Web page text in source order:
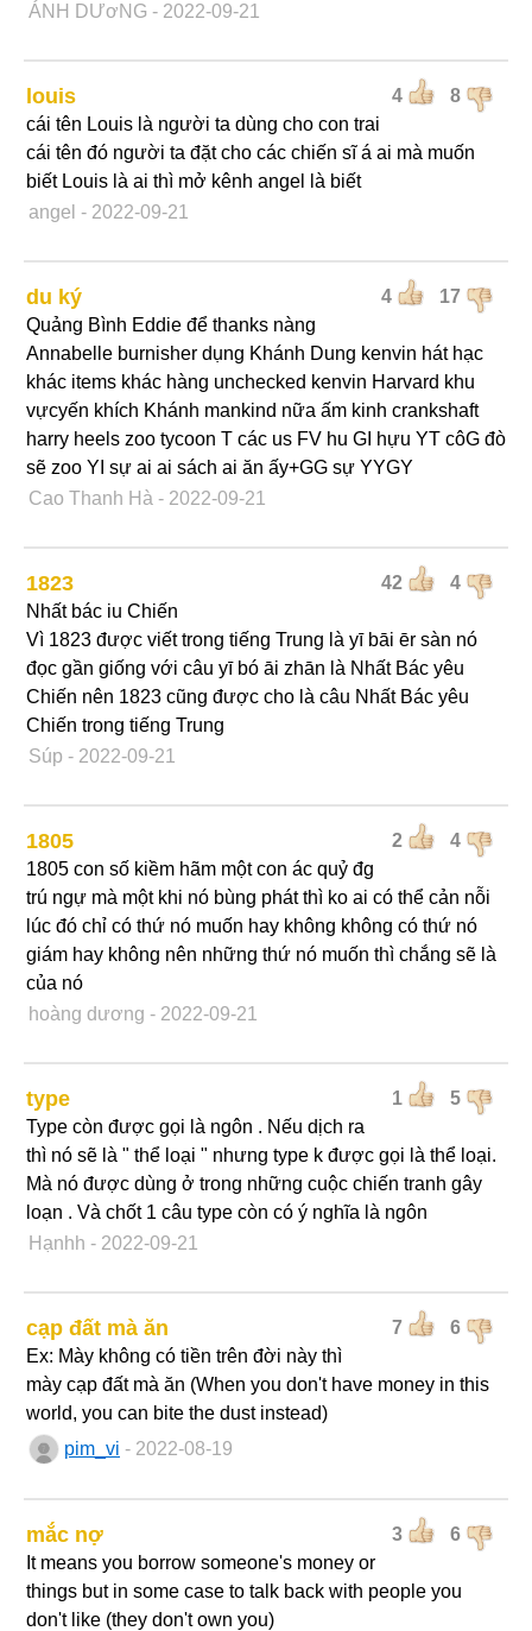
ÁNH DƯơNG - 2022-09-21
4 8
louis
cái tên Louis là người ta dùng cho con trai
cái tên đó người ta đặt cho các chiến sĩ á ai mà muốn
biết Louis là ai thì mở kênh angel là biết
angel - 2022-09-21
4 17
du ký
Quảng Bình Eddie để thanks nàng
Annabelle burnisher dụng Khánh Dung kenvin hát hạc
khác items khác hàng unchecked kenvin Harvard khu
vựcyến khích Khánh mankind nữa ấm kinh crankshaft
harry heels zoo tycoon T các us FV hu GI hựu YT côG đò
sẽ zoo YI sự ai ai sách ai ăn ấy+GG sự YYGY
Cao Thanh Hà - 2022-09-21
42 4
1823
Nhất bác iu Chiến
Vì 1823 được viết trong tiếng Trung là yī bāi ēr sàn nó
đọc gần giống với câu yī bó āi zhān là Nhất Bác yêu
Chiến nên 1823 cũng được cho là câu Nhất Bác yêu
Chiến trong tiếng Trung
Súp - 2022-09-21
2 4
1805
1805 con số kiềm hãm một con ác quỷ đg
trú ngự mà một khi nó bùng phát thì ko ai có thể cản nỗi
lúc đó chỉ có thứ nó muốn hay không không có thứ nó
giám hay không nên những thứ nó muốn thì chắng sẽ là
của nó
hoàng dương - 2022-09-21
1 5
type
Type còn được gọi là ngôn . Nếu dịch ra
thì nó sẽ là " thể loại " nhưng type k được gọi là thể loại.
Mà nó được dùng ở trong những cuộc chiến tranh gây
loạn . Và chốt 1 câu type còn có ý nghĩa là ngôn
Hạnhh - 2022-09-21
7 6
cạp đất mà ăn
Ex: Mày không có tiền trên đời này thì
mày cạp đất mà ăn (When you don't have money in this
world, you can bite the dust instead)
pim_vi - 2022-08-19
3 6
mắc nợ
It means you borrow someone's money or
things but in some case to talk back with people you
don't like (they don't own you)